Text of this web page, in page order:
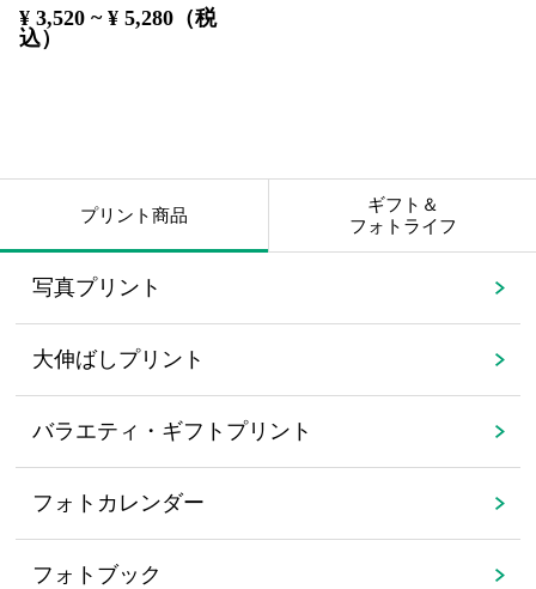
¥ 3,520 ~ ¥ 5,280（税
込）
プリント商品
写真プリント
大伸ばしプリント
バラエティ・ギフトプリント
フォトカレンダー
フォトブック
ギフト＆
フォトライフ